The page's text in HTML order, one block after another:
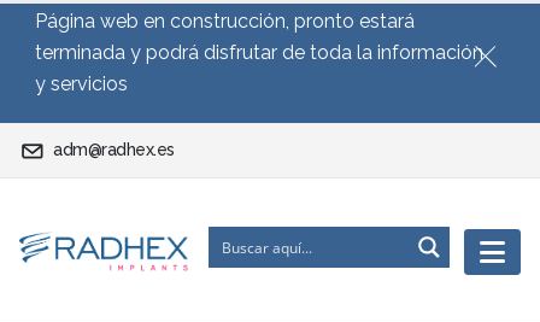
Página web en construcción, pronto estará
terminada y podrá disfrutar de toda la información
y servicios
adm@radhex.es